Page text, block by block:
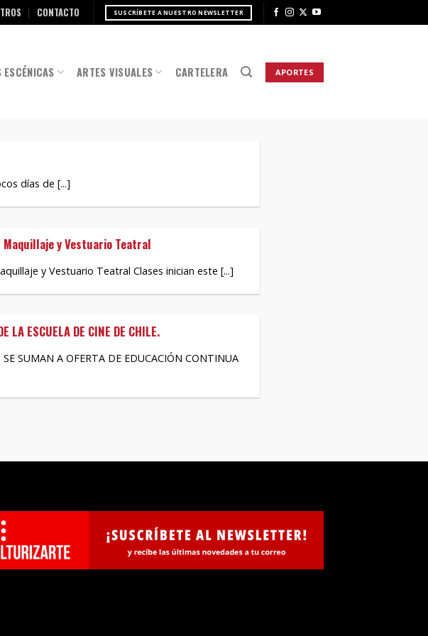
CONTACTO SUSCRÍBETE A NUESTRO NEWSLETTER
ESCÉNICAS ARTES VISUALES CARTELERA APORTES
días de [...]
Maquillaje y Vestuario Teatral
y Vestuario Teatral Clases inician este [...]
LA ESCUELA DE CINE DE CHILE.
SUMAN A OFERTA DE EDUCACIÓN CONTINUA